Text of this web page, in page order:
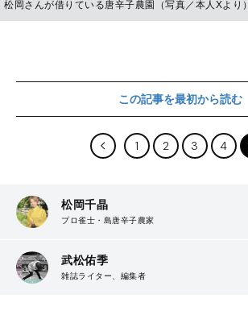
松岡さんが借りている唐辛子農園（写真／本人Xより）
この記事を最初から読む
1 2 3 4
松岡千晶
プロ雀士・島唐辛子農家
武松佑季
雑誌ライター、編集者